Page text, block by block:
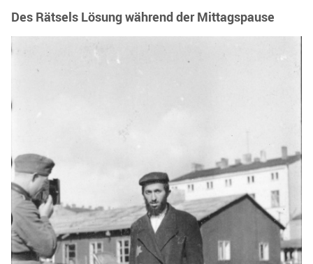
Des Rätsels Lösung während der Mittagspause